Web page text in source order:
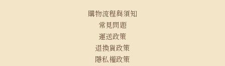
購物流程與須知
常見問題
運送政策
退換貨政策
隱私權政策